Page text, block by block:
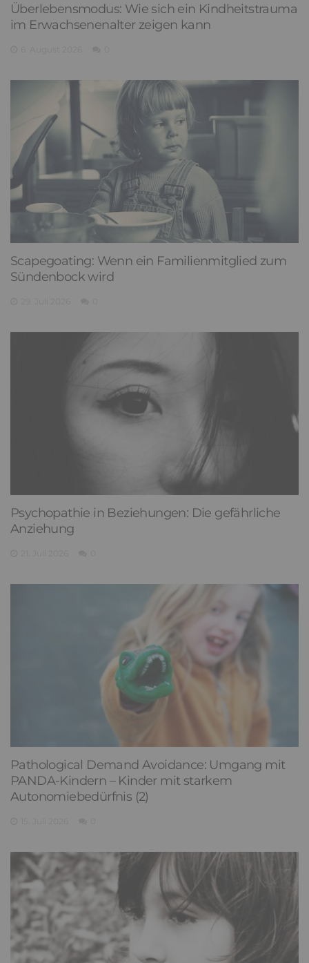
Überlebensmodus: Wie sich ein Kindheitstrauma
im Erwachsenenalter zeigen kann
Scapegoating: Wenn ein Familienmitglied zum
Sündenbock wird
Psychopathie in Beziehungen: Die gefährliche
Anziehung
Pathological Demand Avoidance: Umgang mit
PANDA-Kindern – Kinder mit starkem
Autonomiebedürfnis (2)